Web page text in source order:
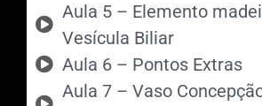
Aula 5 – Elemento
Vesícula Biliar
Aula 6 – Pontos Extras
Aula 7 – Vaso